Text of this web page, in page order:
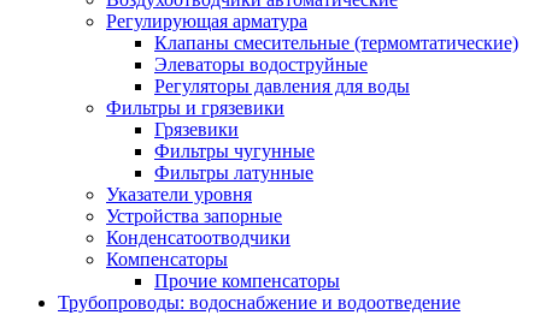
Регулирующая арматура
Клапаны смесительные (термомтатические)
Элеваторы водоструйные
Регуляторы давления для воды
Фильтры и грязевики
Грязевики
Фильтры чугунные
Фильтры латунные
Указатели уровня
Устройства запорные
Конденсатоотводчики
Компенсаторы
Прочие компенсаторы
Трубопроводы: водоснабжение и водоотведение